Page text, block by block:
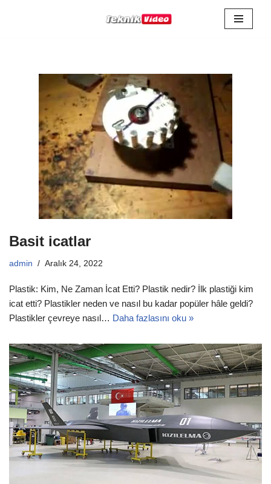
Basit icatlar
admin Aralık 24, 2022
Plastik: Kim, Ne Zaman İcat Etti? Plastik nedir? İlk plastiği kim
icat etti? Plastikler neden ve nasıl bu kadar popüler hâle geldi?
Plastikler çevreye nasıl… Daha fazlasını oku »